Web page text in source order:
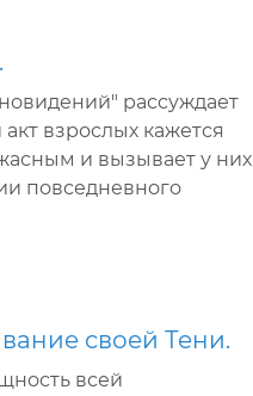
рассуждает
взрослых кажется
и вызывает у них
повседневного
своей Тени.
всей